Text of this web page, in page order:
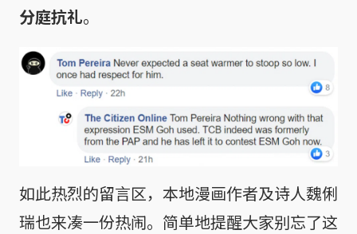
分庭抗礼。
如此热烈的留言区，本地漫画作者及诗人魏俐
瑞也来凑一份热闹。简单地提醒大家别忘了这